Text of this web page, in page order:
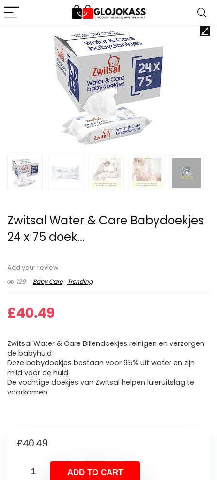
Zwitsal Water & Care Babydoekjes
24 x 75 doek...
Add your review
129
Baby Care Trending
£40.49
Zwitsal Water & Care Billendoekjes reinigen en verzorgen
de babyhuid
Deze babydoekjes bestaan voor 95% uit water en zijn
mild voor de huid
De vochtige doekjes van Zwitsal helpen luieruitslag te
voorkomen
£40.49
ADD TO CART